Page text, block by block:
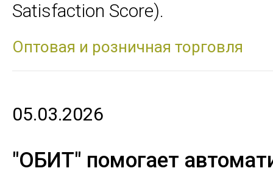
Satisfaction Score).
Оптовая и розничная торговля
05.03.2026
"ОБИТ" помогает